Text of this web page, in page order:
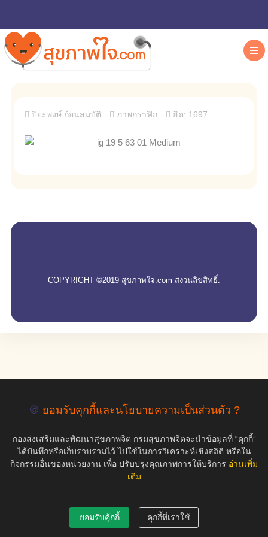
ปิยะพงษ์ ก้อนสมบัติ ภาพกราฟิก ฮิต: 1697
COPYRIGHT ©2019 สุขภาพใจ.com สงวนลิขสิทธิ์.
🍪 ยอมรับคุกกี้และนโยบายความเป็นส่วนตัว ?
กองส่งเสริมและพัฒนาสุขภาพจิต กรมสุขภาพจิตจะนำข้อมูลที่ “คุกกี้”
ได้บันทึกหรือเก็บรวบรวมไว้ ไปใช้ในการวิเคราะห์เชิงสถิติ หรือใน
กิจกรรมอื่นของหน่วยงาน เพื่อ ปรับปรุงคุณภาพการให้บริการ อ่านเพิ่ม
เติม
ยอมรับคุ้กกี้ คุกกี้ที่เราใช้